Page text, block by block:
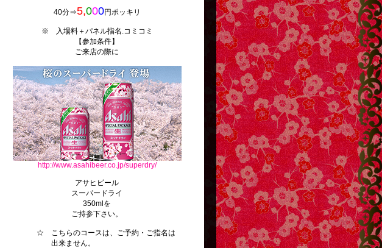
40分⇒5,000円ポッキリ
※ 入場料＋パネル指名.コミコミ
【参加条件】
ご来店の際に
http://www.asahibeer.co.jp/superdry/
アサヒビール
スーパードライ
350mlを
ご持参下さい。
☆ こちらのコースは、ご予約・ご指名は
出来ません。